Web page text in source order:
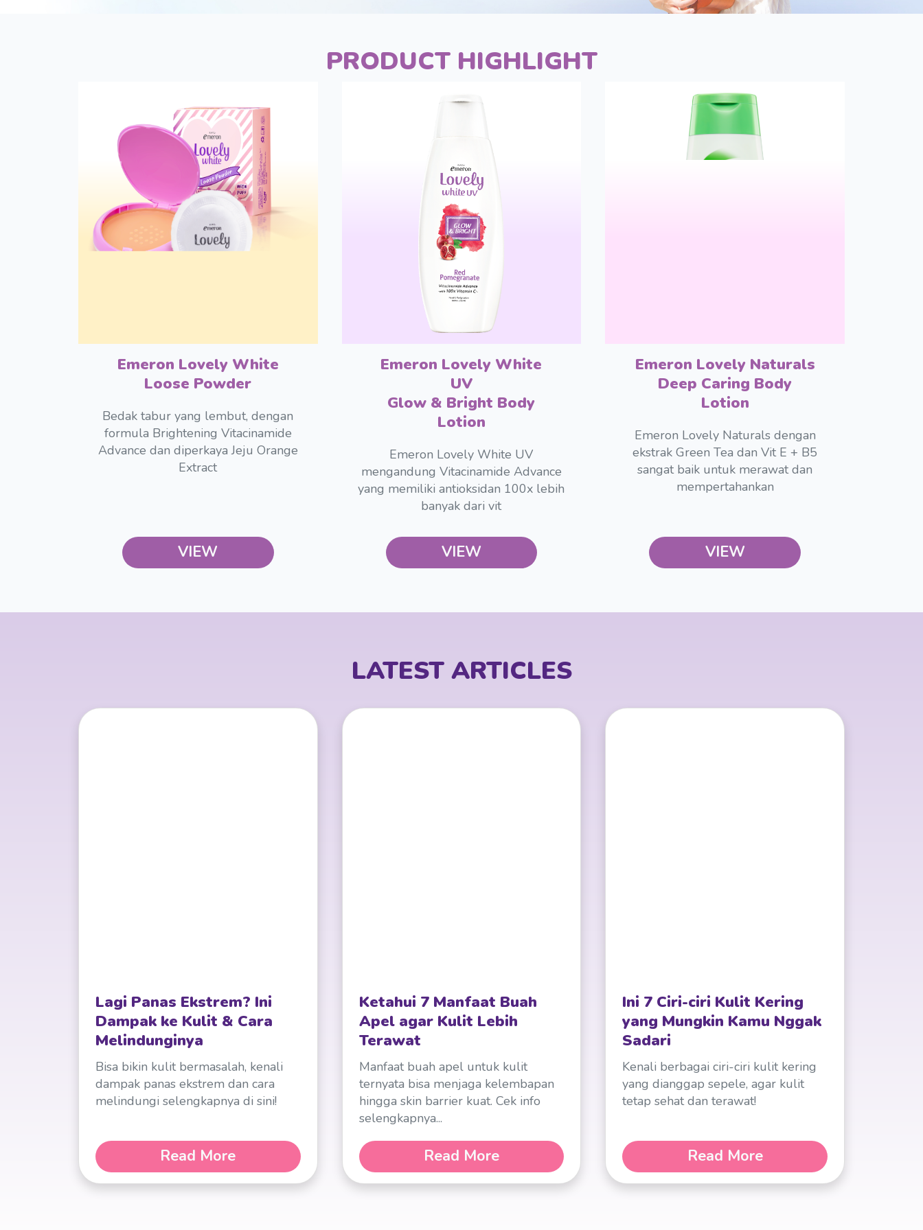
PRODUCT HIGHLIGHT
Emeron Lovely White
Loose Powder
Bedak tabur yang lembut, dengan
formula Brightening Vitacinamide
Advance dan diperkaya Jeju Orange
Extract
VIEW
Emeron Lovely White
UV
Glow & Bright Body
Lotion
Emeron Lovely White UV
mengandung Vitacinamide Advance
yang memiliki antioksidan 100x lebih
banyak dari vit
VIEW
Emeron Lovely Naturals
Deep Caring Body
Lotion
Emeron Lovely Naturals dengan
ekstrak Green Tea dan Vit E + B5
sangat baik untuk merawat dan
mempertahankan
VIEW
LATEST ARTICLES
Lagi Panas Ekstrem? Ini
Dampak ke Kulit & Cara
Melindunginya
Bisa bikin kulit bermasalah, kenali
dampak panas ekstrem dan cara
melindungi selengkapnya di sini!
Read More
Ketahui 7 Manfaat Buah
Apel agar Kulit Lebih
Terawat
Manfaat buah apel untuk kulit
ternyata bisa menjaga kelembapan
hingga skin barrier kuat. Cek info
selengkapnya...
Read More
Ini 7 Ciri-ciri Kulit Kering
yang Mungkin Kamu Nggak
Sadari
Kenali berbagai ciri-ciri kulit kering
yang dianggap sepele, agar kulit
tetap sehat dan terawat!
Read More